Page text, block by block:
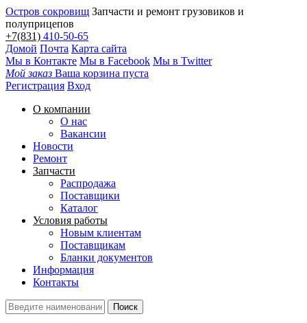
Остров сокровищ Запчасти и ремонт грузовиков и
полуприцепов
+7(831) 410-50-65
Домой Почта Карта сайта
Мы в Контакте Мы в Facebook Мы в Twitter
Мой заказ Ваша корзина пуста
Регистрация Вход
О компании
О нас
Вакансии
Новости
Ремонт
Запчасти
Распродажа
Поставщики
Каталог
Условия работы
Новым клиентам
Поставщикам
Бланки документов
Информация
Контакты